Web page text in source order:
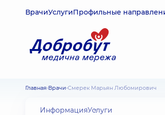
ВрачиУслугиПрофильные
Главная Врачи Смерек Марьян Любомирович
ИнформацияУслуги